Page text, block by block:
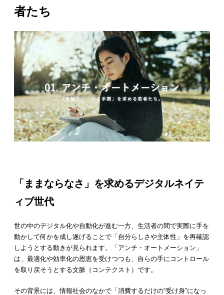
者たち
「ままならなさ」を求めるデジタルネイテ
ィブ世代
世の中のデジタル化や⾃動化が進む⼀⽅、⽣活者の間で実際に⼿を
動かして何かを成し遂げることで「⾃分らしさや主体性」を再確認
しようとする動きが⾒られます。「アンチ・オートメーション」
は、最適化や効率化の恩恵を受けつつも、⾃らの⼿にコントロール
を取り戻そうとする⽂脈（コンテクスト）です。
その背景には、情報社会のなかで「消費するだけの“受け⾝”になっ